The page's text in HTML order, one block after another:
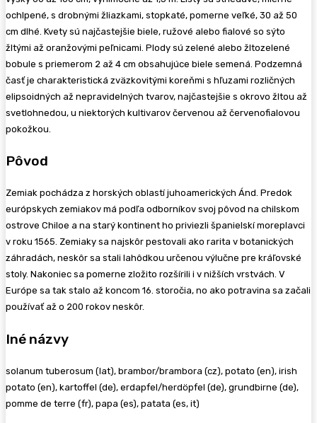
ochlpené, s drobnými žliazkami, stopkaté, pomerne veľké, 30 až 50
cm dlhé. Kvety sú najčastejšie biele, ružové alebo fialové so sýto
žltými až oranžovými peľnicami. Plody sú zelené alebo žltozelené
bobule s priemerom 2 až 4 cm obsahujúce biele semená. Podzemná
časť je charakteristická zväzkovitými koreňmi s hľuzami rozličných
elipsoidných až nepravidelných tvarov, najčastejšie s okrovo žltou až
svetlohnedou, u niektorých kultivarov červenou až červenofialovou
pokožkou.
Pôvod
Zemiak pochádza z horských oblastí juhoamerických Ánd. Predok
európskych zemiakov má podľa odborníkov svoj pôvod na chilskom
ostrove Chiloe a na starý kontinent ho priviezli španielskí moreplavci
v roku 1565. Zemiaky sa najskôr pestovali ako rarita v botanických
záhradách, neskôr sa stali lahôdkou určenou výlučne pre kráľovské
stoly. Nakoniec sa pomerne zložito rozšírili i v nižších vrstvách. V
Európe sa tak stalo až koncom 16. storočia, no ako potravina sa začali
používať až o 200 rokov neskôr.
Iné názvy
solanum tuberosum (lat), brambor/brambora (cz), potato (en), irish
potato (en), kartoffel (de), erdapfel/herdöpfel (de), grundbirne (de),
pomme de terre (fr), papa (es), patata (es, it)